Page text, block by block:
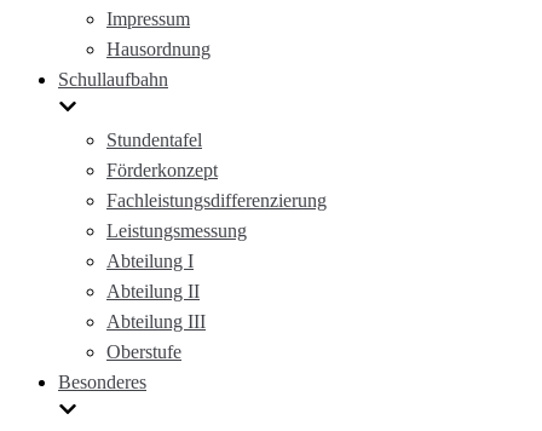
Impressum
Hausordnung
Schullaufbahn
Stundentafel
Förderkonzept
Fachleistungsdifferenzierung
Leistungsmessung
Abteilung I
Abteilung II
Abteilung III
Oberstufe
Besonderes